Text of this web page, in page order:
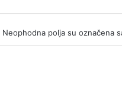
Neophodna polja su označena